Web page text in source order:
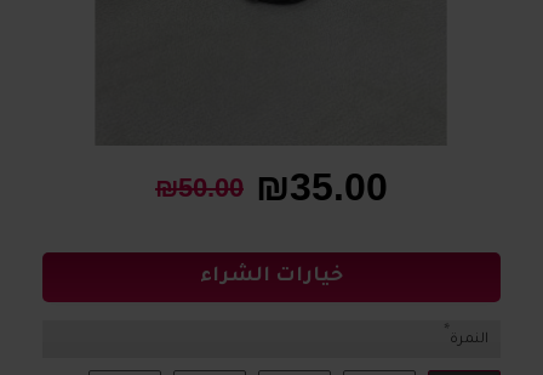
₪35.00
₪50.00
خيارات الشراء
النمرة